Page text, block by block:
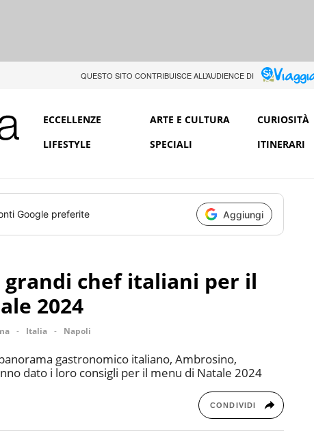
QUESTO SITO CONTRIBUISCE ALL’AUDIENCE DI
ECCELLENZE ARTE E CULTURA CURIOSITÀ
LIFESTYLE
SPECIALI ITINERARI
Google preferite Aggiungi
grandi chef italiani per il
2024
Italia Napoli
gastronomico italiano, Ambrosino,
dato i loro consigli per il menu di Natale 2024
CONDIVIDI